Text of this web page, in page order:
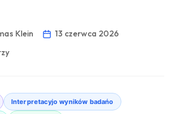
Klein
13 czerwca 2026
Interpretacyjo wyników badańo